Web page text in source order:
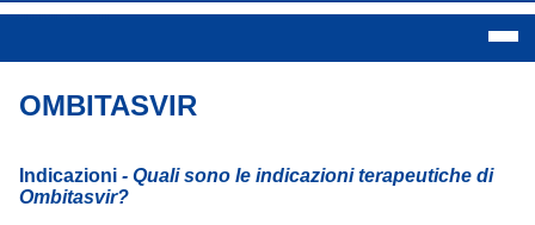
Ombitasvir
OMBITASVIR
Indicazioni - Quali sono le indicazioni terapeutiche di
Ombitasvir?